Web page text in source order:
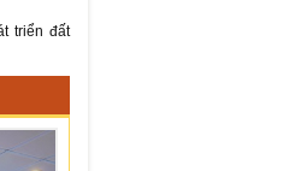
triển đất